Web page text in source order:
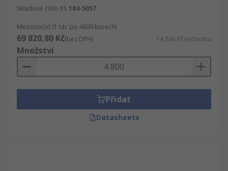
Skladové číslo RS 184-5057
Mezisoučet (1 tác po 4800 kusech)
69 820,80 Kč(bez DPH) 14,546 Kč/jednotka
Množství
Přidat
Datasheets